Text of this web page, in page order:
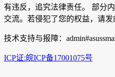
有违反，追究法律责任。 部分
交流。若侵犯了您的权益，请发
技术支持与报障：
ICP证:皖ICP备17001075号